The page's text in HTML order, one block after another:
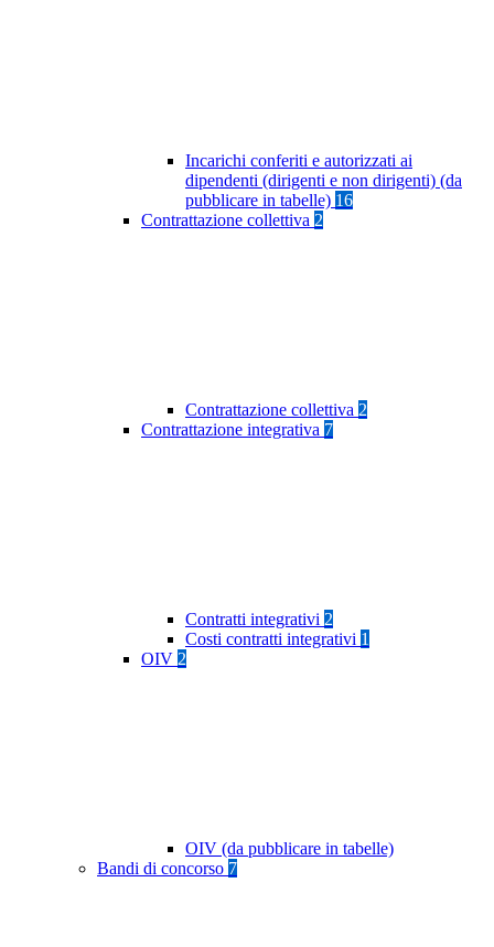
Incarichi conferiti e autorizzati ai
dipendenti (dirigenti e non dirigenti) (da
pubblicare in tabelle) 16
Contrattazione collettiva 2
Contrattazione collettiva 2
Contrattazione integrativa 7
Contratti integrativi 2
Costi contratti integrativi 1
OIV 2
OIV (da pubblicare in tabelle)
Bandi di concorso 7